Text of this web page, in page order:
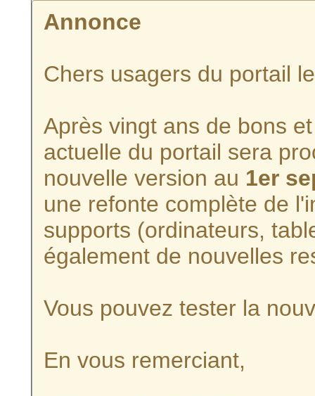
Annonce
Chers usagers du portail
Après vingt ans de bons
actuelle du portail sera
nouvelle version au 1er
une refonte complète de
supports (ordinateurs,
également de nouvelles
Vous pouvez tester la
En vous remerciant,